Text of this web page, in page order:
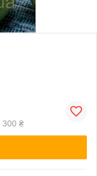
300 ₴